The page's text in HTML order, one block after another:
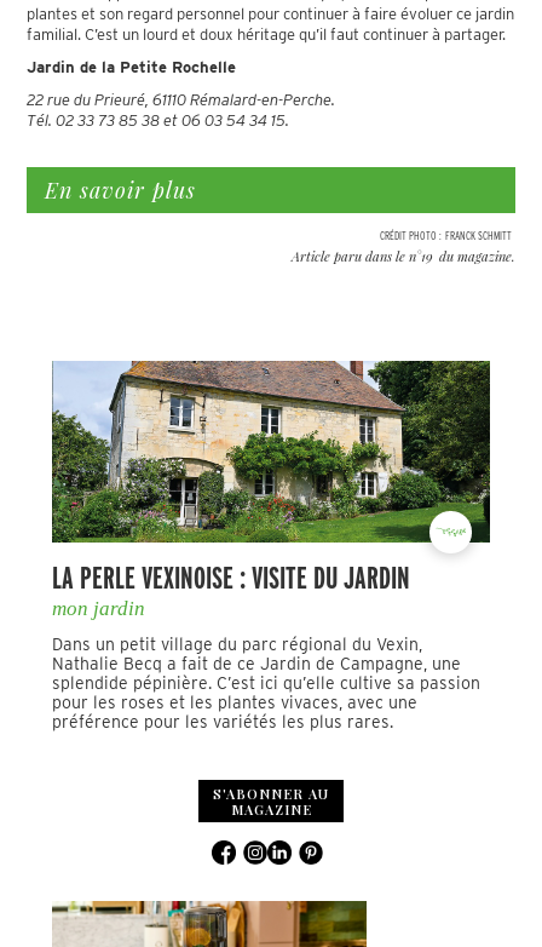
plantes et son regard personnel pour continuer à faire évoluer ce jardin
familial. C’est un lourd et doux héritage qu’il faut continuer à partager.
Jardin de la Petite Rochelle
22 rue du Prieuré, 61110 Rémalard-en-Perche.
Tél. 02 33 73 85 38 et 06 03 54 34 15.
En savoir plus
CRÉDIT PHOTO : FRANCK SCHMITT
Article paru dans le n°19 du magazine.
LA PERLE VEXINOISE : VISITE DU JARDIN
mon jardin
Dans un petit village du parc régional du Vexin,
Nathalie Becq a fait de ce Jardin de Campagne, une
splendide pépinière. C’est ici qu’elle cultive sa passion
pour les roses et les plantes vivaces, avec une
préférence pour les variétés les plus rares.
S'ABONNER AU
MAGAZINE